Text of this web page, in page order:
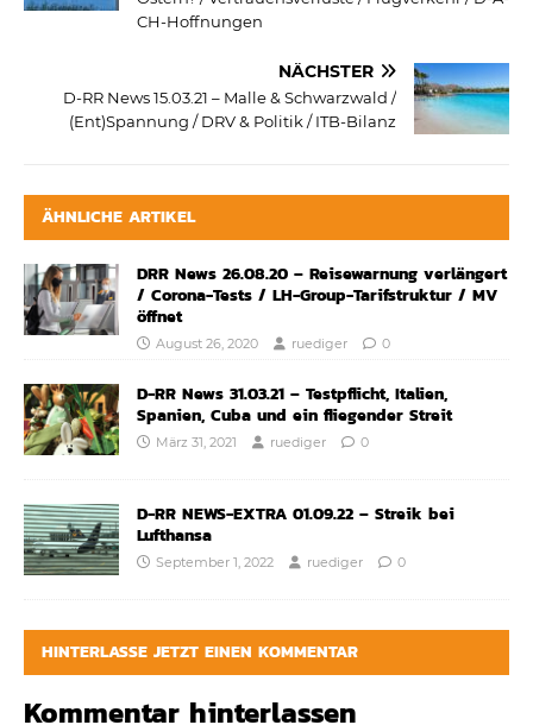
CH-Hoffnungen
NÄCHSTER
D-RR News 15.03.21 – Malle & Schwarzwald /
(Ent)Spannung / DRV & Politik / ITB-Bilanz
ÄHNLICHE ARTIKEL
DRR News 26.08.20 – Reisewarnung verlängert
/ Corona-Tests / LH-Group-Tarifstruktur / MV
öffnet
August 26, 2020 ruediger 0
D-RR News 31.03.21 – Testpflicht, Italien,
Spanien, Cuba und ein fliegender Streit
März 31, 2021 ruediger 0
D-RR NEWS-EXTRA 01.09.22 – Streik bei
Lufthansa
September 1, 2022 ruediger 0
HINTERLASSE JETZT EINEN KOMMENTAR
Kommentar hinterlassen